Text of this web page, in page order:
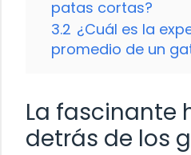
patas cortas?
3.2 ¿Cuál es la
promedio de un
La fascinante
detrás de los